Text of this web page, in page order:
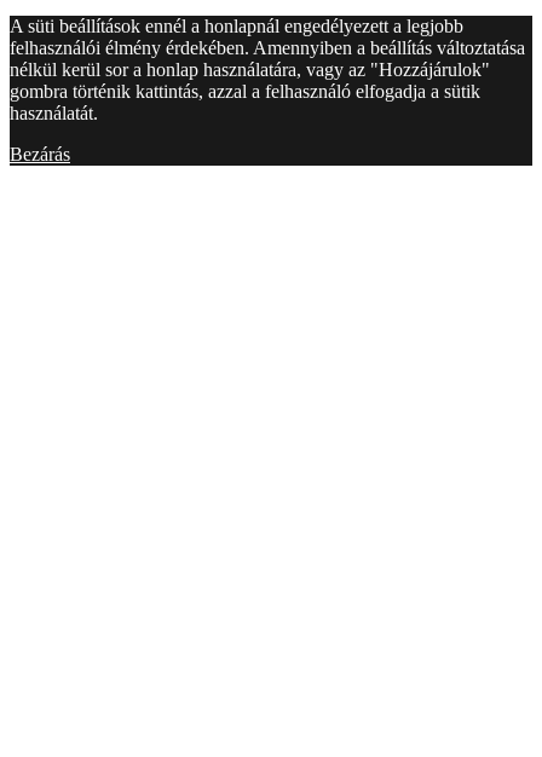
A süti beállítások ennél a honlapnál engedélyezett a legjobb
felhasználói élmény érdekében. Amennyiben a beállítás változtatása
nélkül kerül sor a honlap használatára, vagy az "Hozzájárulok"
gombra történik kattintás, azzal a felhasználó elfogadja a sütik
használatát.
Bezárás